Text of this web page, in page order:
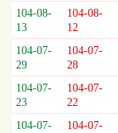
標
日
期、
截
標
日
期、
公
104-08-
13
104-08-
12
104-07-
29
104-07-
28
104-07-
23
104-07-
22
104-07-
104-07-